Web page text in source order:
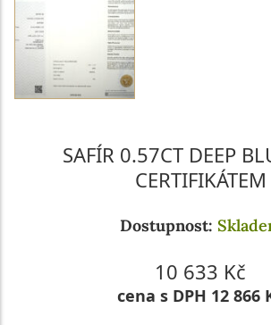
SAFÍR 0.57CT DEEP
CERTIFIKÁTEM
Dostupnost:
10 633 Kč
cena s DPH 12 866